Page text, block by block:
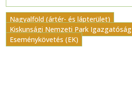
Nagyalföld (ártér- és lápterület)
Kiskunsági Nemzeti Park Igazgatóság
Eseménykövetés (EK)